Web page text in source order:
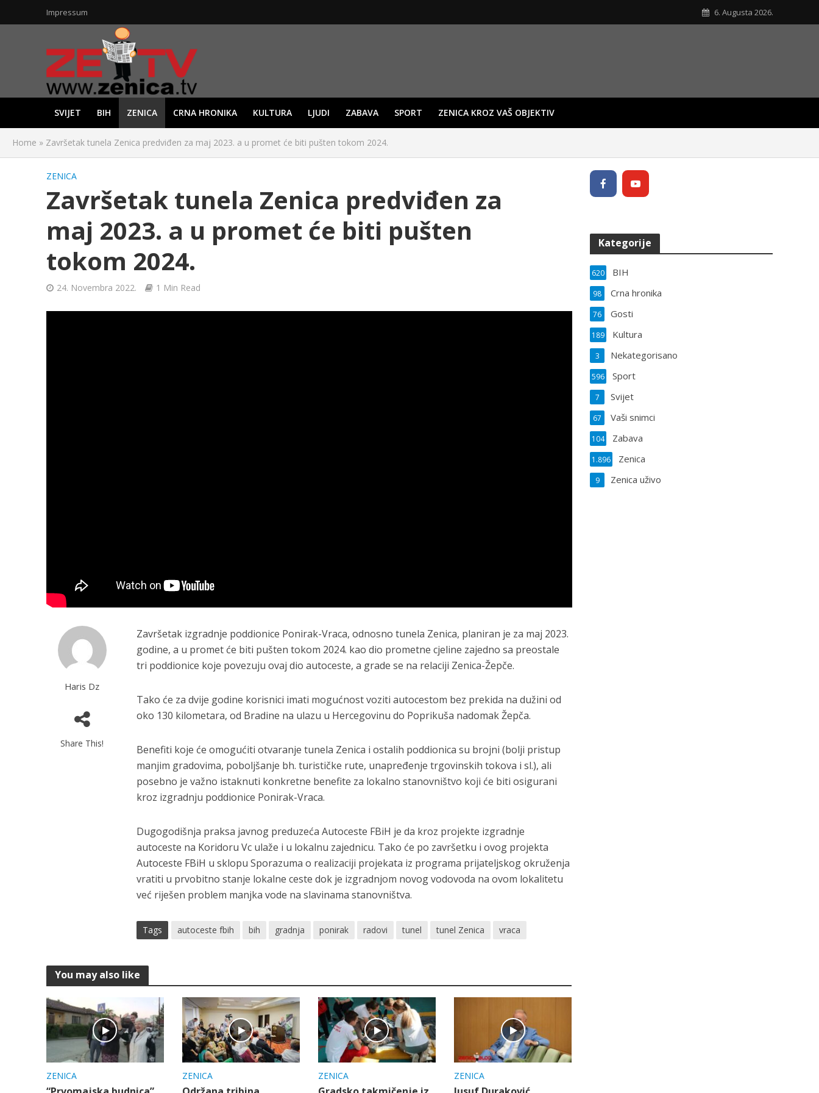
Impressum 6. Augusta 2026.
SVIJET BIH ZENICA CRNA HRONIKA KULTURA LJUDI ZABAVA SPORT ZENICA KROZ VAŠ OBJEKTIV
Home » Završetak tunela Zenica predviđen za maj 2023. a u promet će biti pušten tokom 2024.
ZENICA
Završetak tunela Zenica predviđen za
maj 2023. a u promet će biti pušten
tokom 2024.
24. Novembra 2022. 1 Min Read
Haris Dz
Share This!
Završetak izgradnje poddionice Ponirak-Vraca, odnosno tunela Zenica, planiran je za maj 2023.
godine, a u promet će biti pušten tokom 2024. kao dio prometne cjeline zajedno sa preostale
tri poddionice koje povezuju ovaj dio autoceste, a grade se na relaciji Zenica-Žepče.
Tako će za dvije godine korisnici imati mogućnost voziti autocestom bez prekida na dužini od
oko 130 kilometara, od Bradine na ulazu u Hercegovinu do Poprikuša nadomak Žepča.
Benefiti koje će omogućiti otvaranje tunela Zenica i ostalih poddionica su brojni (bolji pristup
manjim gradovima, poboljšanje bh. turističke rute, unapređenje trgovinskih tokova i sl.), ali
posebno je važno istaknuti konkretne benefite za lokalno stanovništvo koji će biti osigurani
kroz izgradnju poddionice Ponirak-Vraca.
Dugogodišnja praksa javnog preduzeća Autoceste FBiH je da kroz projekte izgradnje
autoceste na Koridoru Vc ulaže i u lokalnu zajednicu. Tako će po završetku i ovog projekta
Autoceste FBiH u sklopu Sporazuma o realizaciji projekata iz programa prijateljskog okruženja
vratiti u prvobitno stanje lokalne ceste dok je izgradnjom novog vodovoda na ovom lokalitetu
već riješen problem manjka vode na slavinama stanovništva.
Tags autoceste fbih bih gradnja ponirak radovi tunel tunel Zenica vraca
You may also like
ZENICA ZENICA ZENICA ZENICA
Kategorije
BIH
620
Crna hronika
98
Gosti
76
Kultura
189
Nekategorisano
3
Sport
596
Svijet
7
Vaši snimci
67
Zabava
104
Zenica
1.896
Zenica uživo
9